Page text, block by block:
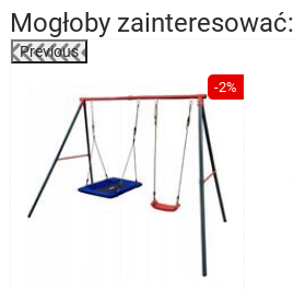
Mogłoby zainteresować:
Previous
-2%